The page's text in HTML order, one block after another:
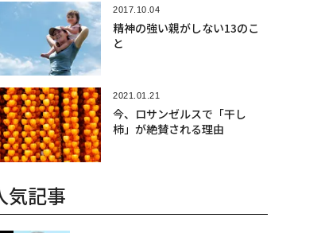
2017.10.04
精神の強い親がしない13のこ
と
2021.01.21
今、ロサンゼルスで「干し
柿」が絶賛される理由
気記事